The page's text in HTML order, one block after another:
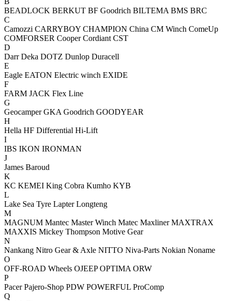
BEADLOCK BERKUT BF Goodrich BILTEMA BMS BRC
C
Camozzi CARRYBOY CHAMPION China CM Winch ComeUp
COMFORSER Cooper Cordiant CST
D
Darr Deka DOTZ Dunlop Duracell
E
Eagle EATON Electric winch EXIDE
F
FARM JACK Flex Line
G
Geocamper GKA Goodrich GOODYEAR
H
Hella HF Differential Hi-Lift
I
IBS IKON IRONMAN
J
James Baroud
K
KC KEMEI King Cobra Kumho KYB
L
Lake Sea Tyre Lapter Longteng
M
MAGNUM Mantec Master Winch Matec Maxliner MAXTRAX
MAXXIS Mickey Thompson Motive Gear
N
Nankang Nitro Gear & Axle NITTO Niva-Parts Nokian Noname
O
OFF-ROAD Wheels OJEEP OPTIMA ORW
P
Pacer Pajero-Shop PDW POWERFUL ProComp
Q